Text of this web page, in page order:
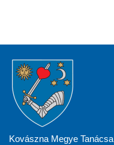
Kovászna Megye Tanácsa